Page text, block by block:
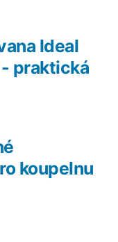
koupelnu
Ideal
praktická